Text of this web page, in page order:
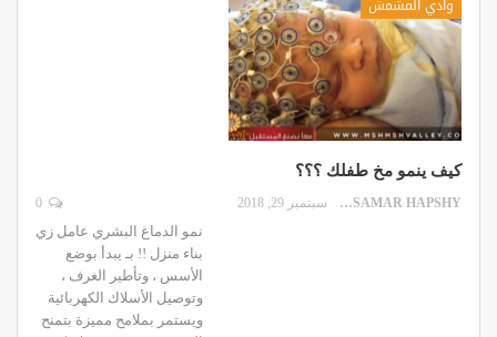
وادي المشمش
كيف ينمو مخ طفلك ؟؟؟
SAMAR HAPSHY سبتمبر 29, 2018
نمو الدماغ البشري عامل زي
بناء منزل !! بـ يبدأ بوضع
الأسس ، وتأطير الغرف ،
وتوصيل الأسلاك الكهربائية
ويستمر بملامح مميزة بتمنح